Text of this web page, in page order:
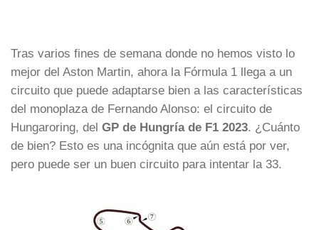
Tras varios fines de semana donde no hemos visto lo
mejor del Aston Martin, ahora la Fórmula 1 llega a un
circuito que puede adaptarse bien a las características
del monoplaza de Fernando Alonso: el circuito de
Hungaroring, del GP de Hungría de F1 2023. ¿Cuánto
de bien? Esto es una incógnita que aún está por ver,
pero puede ser un buen circuito para intentar la 33.